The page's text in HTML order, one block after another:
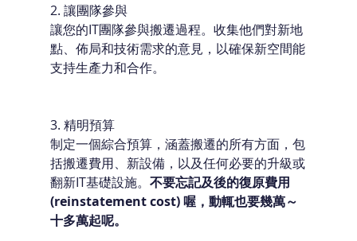
2. 讓團隊參與
讓您的IT團隊參與搬遷過程。收集他們對新地
點、佈局和技術需求的意見，以確保新空間能
支持生產力和合作。
3. 精明預算
制定一個綜合預算，涵蓋搬遷的所有方面，包
括搬遷費用、新設備，以及任何必要的升級或
翻新IT基礎設施。 不要忘記及後的復原費用
(reinstatement cost) 喔，動輒也要幾萬～
十多萬起呢。